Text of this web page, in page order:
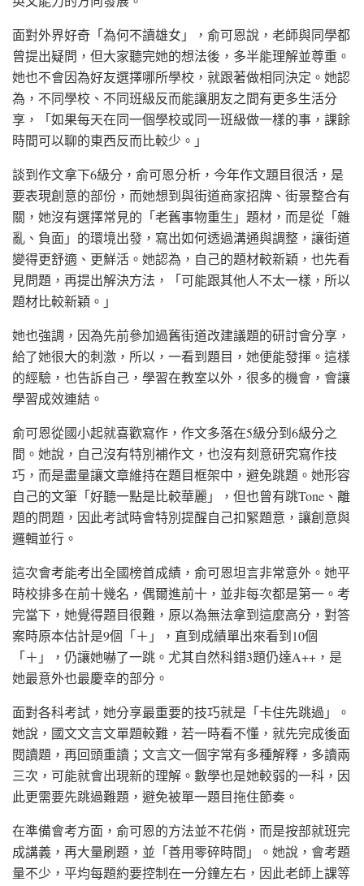
面對外界好奇「為何不讀雄女」，俞可恩說，老師與同學都
曾提出疑問，但大家聽完她的想法後，多半能理解並尊重。
她也不會因為好友選擇哪所學校，就跟著做相同決定。她認
為，不同學校、不同班級反而能讓朋友之間有更多生活分
享，「如果每天在同一個學校或同一班級做一樣的事，課餘
時間可以聊的東西反而比較少。」
談到作文拿下6級分，俞可恩分析，今年作文題目很活，是
要表現創意的部份，而她想到與街道商家招牌、街景整合有
關，她沒有選擇常見的「老舊事物重生」題材，而是從「雜
亂、負面」的環境出發，寫出如何透過溝通與調整，讓街道
變得更舒適、更鮮活。她認為，自己的題材較新穎，也先看
見問題，再提出解決方法，「可能跟其他人不太一樣，所以
題材比較新穎。」
她也強調，因為先前參加過舊街道改建議題的研討會分享，
給了她很大的刺激，所以，一看到題目，她便能發揮。這樣
的經驗，也告訴自己，學習在教室以外，很多的機會，會讓
學習成效連結。
俞可恩從國小起就喜歡寫作，作文多落在5級分到6級分之
間。她說，自己沒有特別補作文，也沒有刻意研究寫作技
巧，而是盡量讓文章維持在題目框架中，避免跳題。她形容
自己的文筆「好聽一點是比較華麗」，但也曾有跳Tone、離
題的問題，因此考試時會特別提醒自己扣緊題意，讓創意與
邏輯並行。
這次會考能考出全國榜首成績，俞可恩坦言非常意外。她平
時校排多在前十幾名，偶爾進前十，並非每次都是第一。考
完當下，她覺得題目很難，原以為無法拿到這麼高分，對答
案時原本估計是9個「＋」，直到成績單出來看到10個
「＋」，仍讓她嚇了一跳。尤其自然科錯3題仍達A++，是
她最意外也最慶幸的部分。
面對各科考試，她分享最重要的技巧就是「卡住先跳過」。
她說，國文文言文單題較難，若一時看不懂，就先完成後面
閱讀題，再回頭重讀；文言文一個字常有多種解釋，多讀兩
三次，可能就會出現新的理解。數學也是她較弱的一科，因
此更需要先跳過難題，避免被單一題目拖住節奏。
在準備會考方面，俞可恩的方法並不花俏，而是按部就班完
成講義，再大量刷題，並「善用零碎時間」。她說，會考題
量不少，平均每題約要控制在一分鐘左右，因此老師上課等